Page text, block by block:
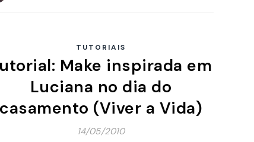
TUTORIAIS
Make inspirada em
Luciana no dia do
casamento (Viver a Vida)
14/05/2010